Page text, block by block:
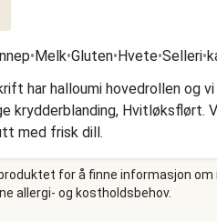
•Melk•Gluten•Hvete•Selleri•
har halloumi hovedrollen og
krydderblanding, Hvitløksflørt.
med frisk dill.
for å finne informasjon om
allergi- og kostholdsbehov.